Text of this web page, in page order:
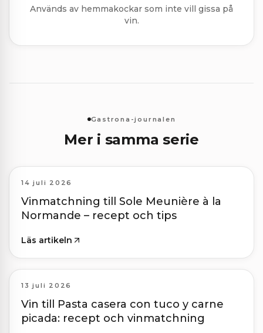
Används av hemmakockar som inte vill gissa på
vin.
Gastrona-journalen
Mer i samma serie
14 juli 2026
Vinmatchning till Sole Meunière à la
Normande – recept och tips
Läs artikeln
13 juli 2026
Vin till Pasta casera con tuco y carne
picada: recept och vinmatchning